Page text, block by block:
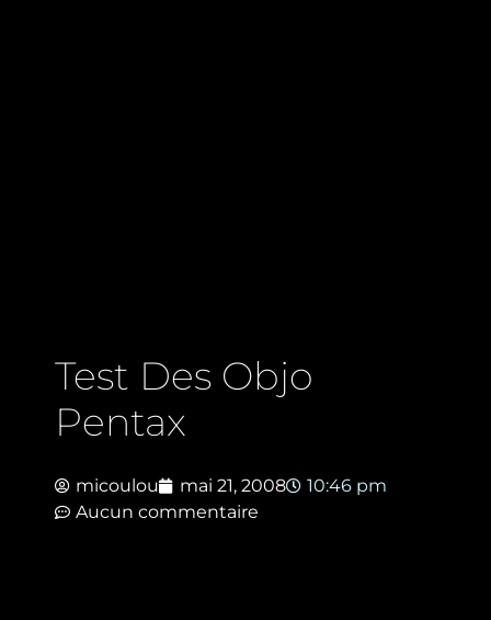
Test Des Objo
Pentax
micoulou mai 21, 2008
10:46 pm
Aucun commentaire